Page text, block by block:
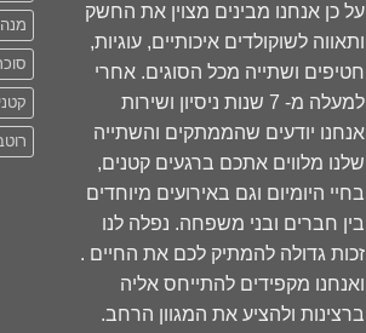
על כן אנחנו מבינים מצוין את החשק
ותאווה לשוקולדים איכותיים, עוגיות,
חטיפים ושתייה מכל הסוגים. אחרי
למעלה מ- 7 שנות ניסיון ושירות
אנחנו יודעים שהממתקים והשתייה
שלנו מלווים אתכם ברגעים קטנים,
בחיי היומיום וגם באירועים מיוחדים
בין חברים ובני משפחה. נפלה לנו
זכות גדולה להמתיק לכם את החיים .
ואנחנו מקפידים להתייחס אליה
ברצינות ולהציע את המגוון הרחב.